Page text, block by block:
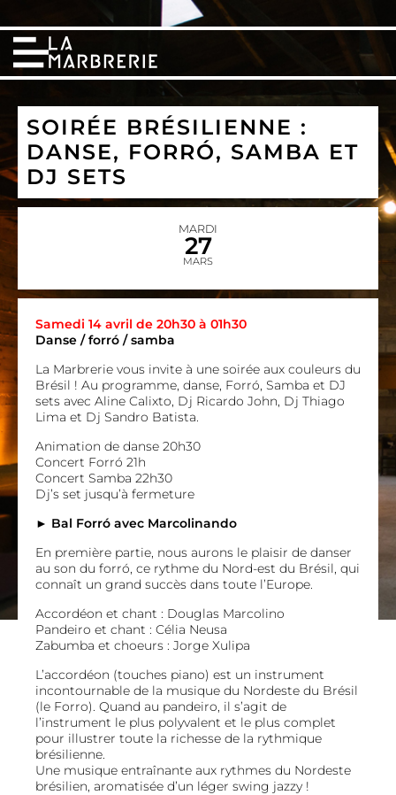
SOIRÉE BRÉSILIENNE :
DANSE, FORRÓ, SAMBA ET
DJ SETS
MARDI
27
MARS
Samedi 14 avril de 20h30 à 01h30
Danse / forró / samba
La Marbrerie vous invite à une soirée aux couleurs du
Brésil ! Au programme, danse, Forró, Samba et DJ
sets avec Aline Calixto, Dj Ricardo John, Dj Thiago
Lima et Dj Sandro Batista.
Animation de danse 20h30
Concert Forró 21h
Concert Samba 22h30
Dj’s set jusqu’à fermeture
► Bal Forró avec Marcolinando
En première partie, nous aurons le plaisir de danser
au son du forró, ce rythme du Nord-est du Brésil, qui
connaît un grand succès dans toute l’Europe.
Accordéon et chant : Douglas Marcolino
Pandeiro et chant : Célia Neusa
Zabumba et choeurs : Jorge Xulipa
L’accordéon (touches piano) est un instrument
incontournable de la musique du Nordeste du Brésil
(le Forro). Quand au pandeiro, il s’agit de
l’instrument le plus polyvalent et le plus complet
pour illustrer toute la richesse de la rythmique
brésilienne.
Une musique entraînante aux rythmes du Nordeste
brésilien, aromatisée d’un léger swing jazzy !